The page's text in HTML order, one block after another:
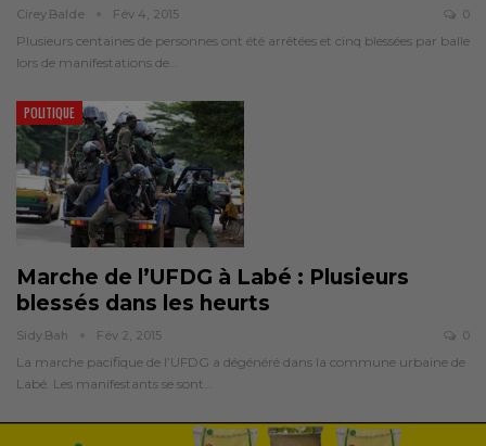
Cirey.balde Fév 4, 2015 0
Plusieurs centaines de personnes ont été arrêtées et cinq blessées par balle
lors de manifestations de…
POLITIQUE
Marche de l’UFDG à Labé : Plusieurs
blessés dans les heurts
Sidy.bah Fév 2, 2015 0
La marche pacifique de l’UFDG a dégénéré dans la commune urbaine de
Labé. Les manifestants se sont…